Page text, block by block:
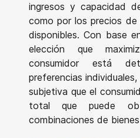
ingresos y capacidad
como por los precios
disponibles. Con base
elección que
consumidor está
preferencias
subjetiva que el
total que puede
combinaciones de